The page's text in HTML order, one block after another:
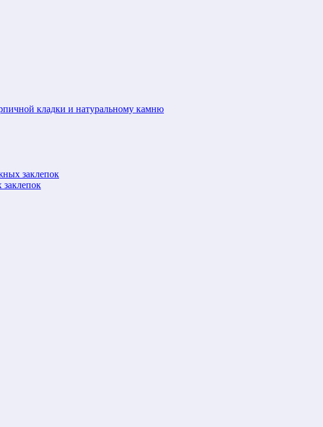
кладки и натуральному камню
заклепок